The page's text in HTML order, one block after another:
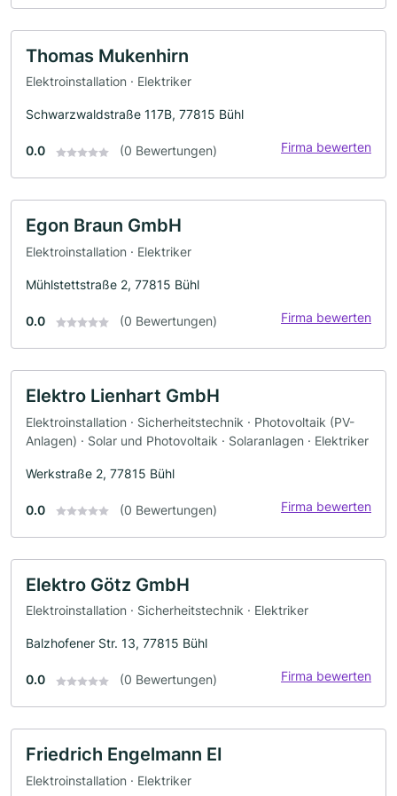
Thomas Mukenhirn
Elektroinstallation · Elektriker
Schwarzwaldstraße 117B, 77815 Bühl
0.0 (0 Bewertungen) Firma bewerten
Egon Braun GmbH
Elektroinstallation · Elektriker
Mühlstettstraße 2, 77815 Bühl
0.0 (0 Bewertungen) Firma bewerten
Elektro Lienhart GmbH
Elektroinstallation · Sicherheitstechnik · Photovoltaik (PV-
Anlagen) · Solar und Photovoltaik · Solaranlagen · Elektriker
Werkstraße 2, 77815 Bühl
0.0 (0 Bewertungen) Firma bewerten
Elektro Götz GmbH
Elektroinstallation · Sicherheitstechnik · Elektriker
Balzhofener Str. 13, 77815 Bühl
0.0 (0 Bewertungen) Firma bewerten
Friedrich Engelmann EI
Elektroinstallation · Elektriker